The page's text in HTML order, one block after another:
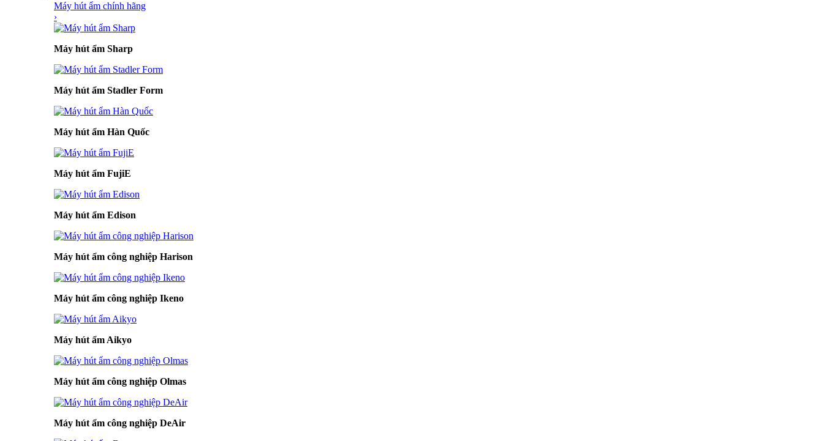
Máy hút ẩm chính hãng
›
Máy hút ẩm Sharp
Máy hút ẩm Stadler Form
Máy hút ẩm Hàn Quốc
Máy hút ẩm FujiE
Máy hút ẩm Edison
Máy hút ẩm công nghiệp Harison
Máy hút ẩm công nghiệp Ikeno
Máy hút ẩm Aikyo
Máy hút ẩm công nghiệp Olmas
Máy hút ẩm công nghiệp DeAir